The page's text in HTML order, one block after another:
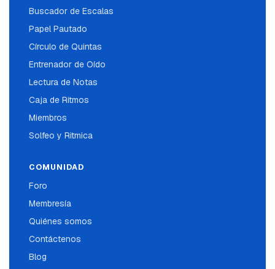
Buscador de Escalas
Papel Pautado
Círculo de Quintas
Entrenador de Oído
Lectura de Notas
Caja de Ritmos
Miembros
Solfeo y Ritmica
COMUNIDAD
Foro
Membresía
Quiénes somos
Contáctenos
Blog